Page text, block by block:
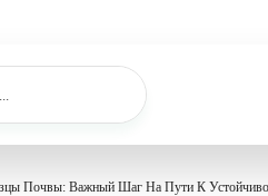
Почвы: Важный Шаг На Пути К